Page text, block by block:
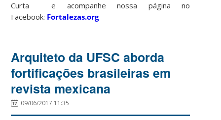
Curta e acompanhe nossa página no
Facebook: Fortalezas.org
Arquiteto da UFSC aborda
fortificações brasileiras em
revista mexicana
09/06/2017 11:35